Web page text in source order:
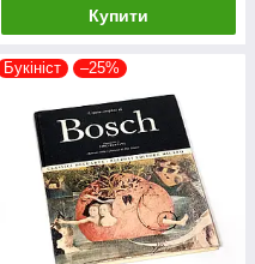
Купити
Букініст –25%